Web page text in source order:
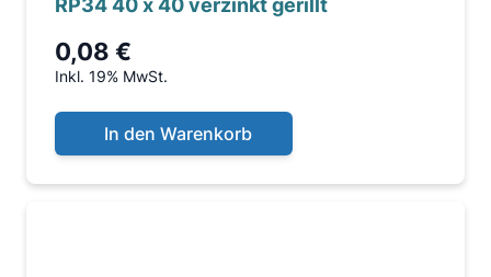
RP34 40 x 40 verzinkt gerillt
0,08 €
Inkl. 19% MwSt.
In den Warenkorb